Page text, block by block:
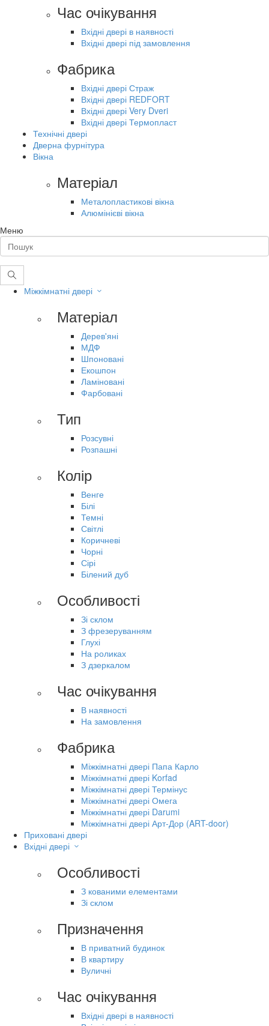
Час очікування
Вхідні двері в наявності
Вхідні двері під замовлення
Фабрика
Вхідні двері Страж
Вхідні двері REDFORT
Вхідні двері Very Dveri
Вхідні двері Термопласт
Технічні двері
Дверна фурнітура
Вікна
Матеріал
Металопластикові вікна
Алюмінієві вікна
Меню
Міжкімнатні двері
Матеріал
Дерев'яні
МДФ
Шпоновані
Екошпон
Ламіновані
Фарбовані
Тип
Розсувні
Розпашні
Колір
Венге
Білі
Темні
Світлі
Коричневі
Чорні
Сірі
Білений дуб
Особливості
Зі склом
З фрезеруванням
Глухі
На роликах
З дзеркалом
Час очікування
В наявності
На замовлення
Фабрика
Міжкімнатні двері Папа Карло
Міжкімнатні двері Korfad
Міжкімнатні двері Термінус
Міжкімнатні двері Омега
Міжкімнатні двері Darumi
Міжкімнатні двері Арт-Дор (ART-door)
Приховані двері
Вхідні двері
Особливості
З кованими елементами
Зі склом
Призначення
В приватний будинок
В квартиру
Вуличні
Час очікування
Вхідні двері в наявності